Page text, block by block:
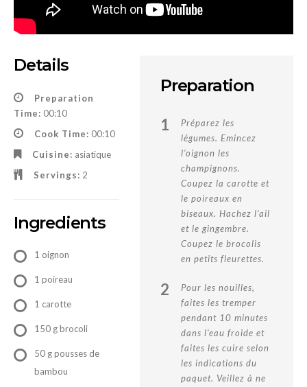
Details
Preparation
Time: 00:10
Cook Time: 00:10
Cuisine: asiatique
Servings: 2
Ingredients
1 oignon
1 poireau
1 carotte
150 g brocoli
50 g pousses de
bambou
Preparation
1
Préparez les
légumes. Emincez
l'oignon les
champignons.
Coupez la carotte et
le poireaux en
biseaux. Hachez l'ail
et le gingembre.
Coupez le brocolis
en petits fleurettes.
2
Pour les nouilles,
faites les tremper
pendant 10 minutes
dans l'eau froide et
faites les cuire selon
les indications du
paquet. Veillez à ne